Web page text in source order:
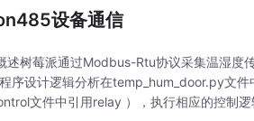
设备通信
述​树莓派通过Modbus-Rtu协议采集温湿
序设计逻辑分析在temp_hum_door.py文
文件中引用relay ），执行相应的控制